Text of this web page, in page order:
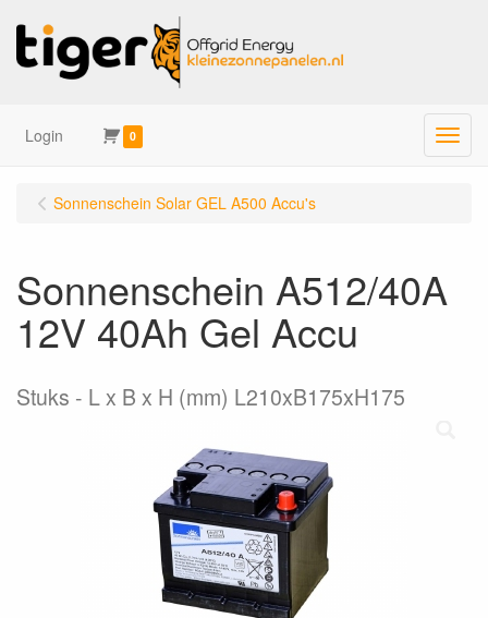
Login 0 Menu
Sonnenschein Solar GEL A500 Accu's
Sonnenschein A512/40A
12V 40Ah Gel Accu
Stuks L x B x H (mm) L210xB175xH175